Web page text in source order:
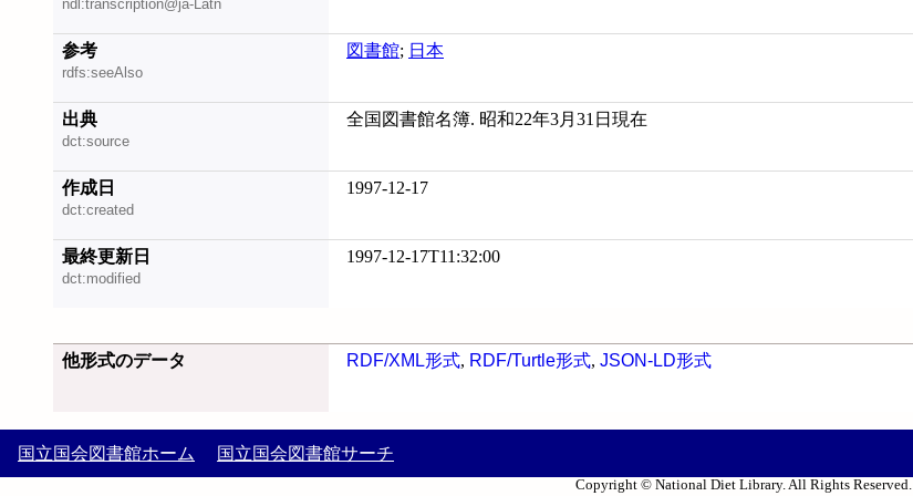
ndl:transcription@ja-Latn
参考
rdfs:seeAlso
図書館; 日本
出典
dct:source
全国図書館名簿. 昭和22年3月31日現在
作成日
dct:created
1997-12-17
最終更新日
dct:modified
1997-12-17T11:32:00
他形式のデータ RDF/XML形式, RDF/Turtle形式, JSON-LD形式
国立国会図書館ホーム 国立国会図書館サーチ
Copyright © National Diet Library. All Rights Reserved.